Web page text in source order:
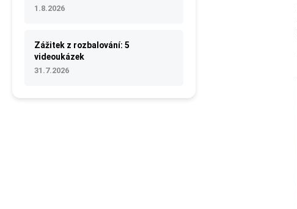
1.8.2026
Zážitek z rozbalování: 5
videoukázek
31.7.2026